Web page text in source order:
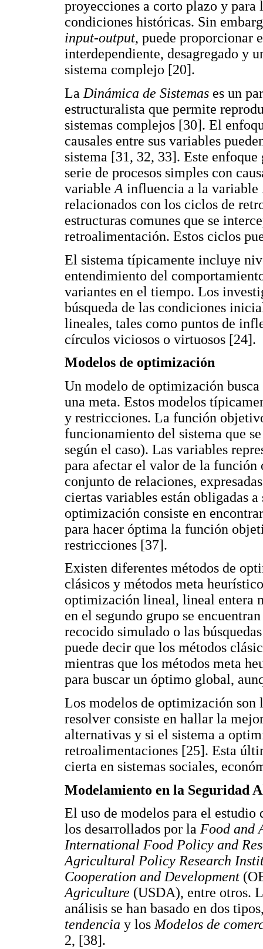
proyecciones a corto plazo y
condiciones históricas. Sin
input-output, puede proporcionar
interdependiente, desagregado y
sistema complejo [20].
La Dinámica de Sistemas es un
estructuralista que permite
sistemas complejos [30]. El
causales entre sus variables
sistema [31, 32, 33]. Este
serie de procesos simples con
variable A influencia a la variable
relacionados con los ciclos de
estructuras comunes que se
retroalimentación. Estos ciclos
El sistema típicamente incluye
entendimiento del
variantes en el tiempo. Los
búsqueda de las condiciones
lineales, tales como puntos de
círculos viciosos o virtuosos [24].
Modelos de optimización
Un modelo de optimización
una meta. Estos modelos
y restricciones. La función
funcionamiento del sistema que
según el caso). Las variables
para afectar el valor de la función
conjunto de relaciones,
ciertas variables están obligadas
optimización consiste en
para hacer óptima la función
restricciones [37].
Existen diferentes métodos de
clásicos y métodos meta
optimización lineal, lineal entera
en el segundo grupo se
recocido simulado o las
puede decir que los métodos
mientras que los métodos meta
para buscar un óptimo global,
Los modelos de optimización son
resolver consiste en hallar la
alternativas y si el sistema a
retroalimentaciones [25]. Esta
cierta en sistemas sociales,
Modelamiento en la Seguridad
El uso de modelos para el
los desarrollados por la Food and
International Food Policy and
Agricultural Policy Research
Cooperation and Development
Agriculture (USDA), entre otros.
análisis se han basado en dos
tendencia y losModelos de
2, [38].